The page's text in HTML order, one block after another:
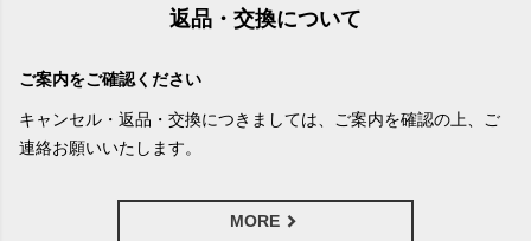
返品・交換について
ご案内をご確認ください
キャンセル・返品・交換につきましては、ご案内を確認の上、ご
連絡お願いいたします。
MORE